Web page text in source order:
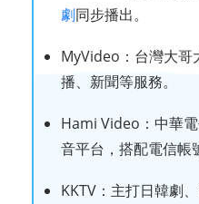
劇同步播出。
MyVideo：台灣大哥
播、新聞等服務。
Hami Video：中華
音平台，搭配電信帳
KKTV：主打日韓劇